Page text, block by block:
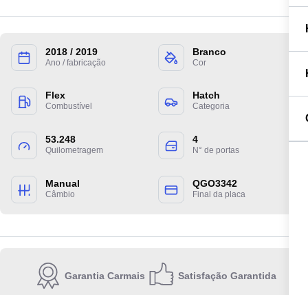
2018 / 2019
Ano / fabricação
Branco
Cor
Flex
Combustível
Hatch
Categoria
53.248
Quilometragem
4
N° de portas
Manual
Câmbio
QGO3342
Final da placa
Garantia Carmais Satisfação Garantida
Preencha suas informações para entrarmos
em contato.